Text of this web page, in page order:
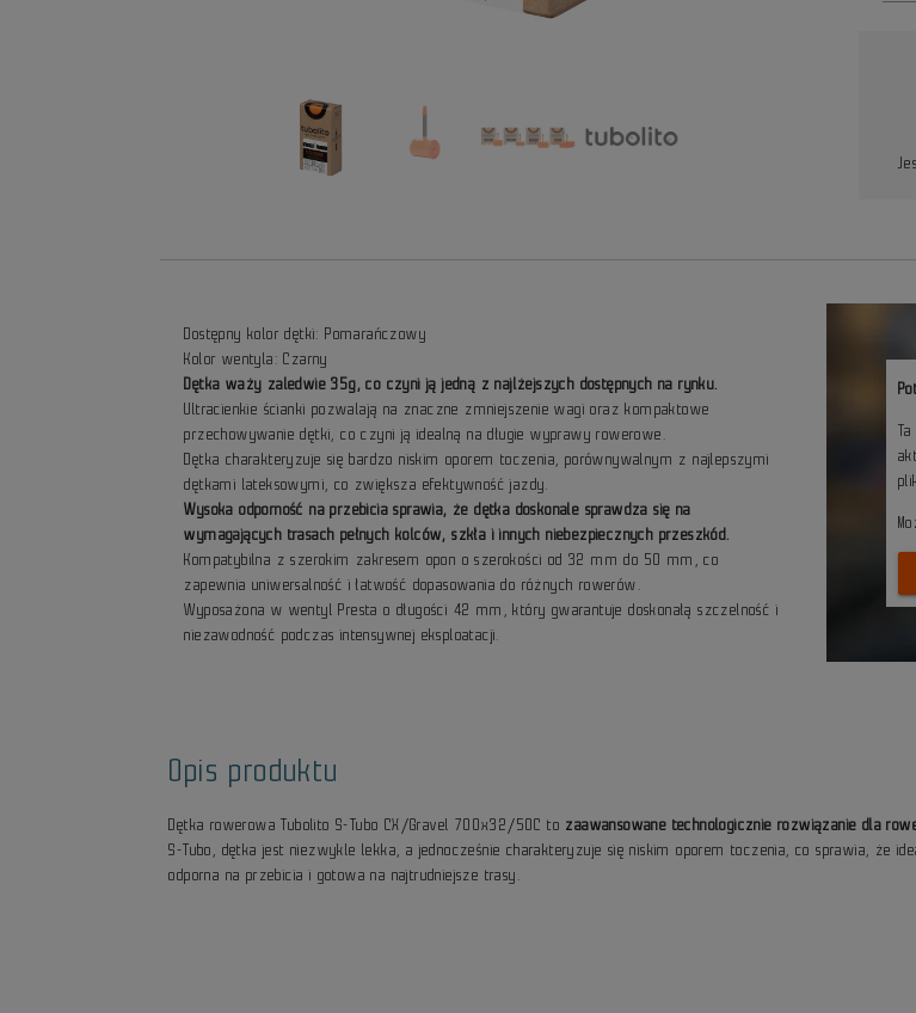
Dostępny kolor dętki: Pomarańczowy
Kolor wentyla: Czarny
Dętka waży zaledwie 35g, co czyni ją jedną z najlżejszych dostępnych na rynku.
Ultracienkie ścianki pozwalają na znaczne zmniejszenie wagi oraz kompaktowe
przechowywanie dętki, co czyni ją idealną na długie wyprawy rowerowe.
Dętka charakteryzuje się bardzo niskim oporem toczenia, porównywalnym z najlepszymi
dętkami lateksowymi, co zwiększa efektywność jazdy.
Wysoka odporność na przebicia sprawia, że dętka doskonale sprawdza się na
wymagających trasach pełnych kolców, szkła i innych niebezpiecznych przeszkód.
Kompatybilna z szerokim zakresem opon o szerokości od 32 mm do 50 mm, co
zapewnia uniwersalność i łatwość dopasowania do różnych rowerów.
Wyposażona w wentyl Presta o długości 42 mm, który gwarantuje doskonałą szczelność i
niezawodność podczas intensywnej eksploatacji.
Opis produktu
Dętka rowerowa Tubolito S-Tubo CX/Gravel 700x32/50C to zaawansowane technologicznie rozwiązanie dla
S-Tubo, dętka jest niezwykle lekka, a jednocześnie charakteryzuje się niskim oporem toczenia, co sprawia, że
odporna na przebicia i gotowa na najtrudniejsze trasy.